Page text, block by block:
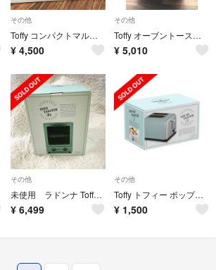
その他
Toffy コンパクトマルチ電気鍋 PALE AQUA K-HP3-PA
¥ 4,500
その他
Toffy オーブントースター ペールアクア K-TS4-PA
¥ 5,010
その他
未使用 ラドンナ Toffy オーブントースター K-TS1-PA
¥ 6,499
その他
Toffy トフィー ポップアップトースター ペールアクア
¥ 1,500